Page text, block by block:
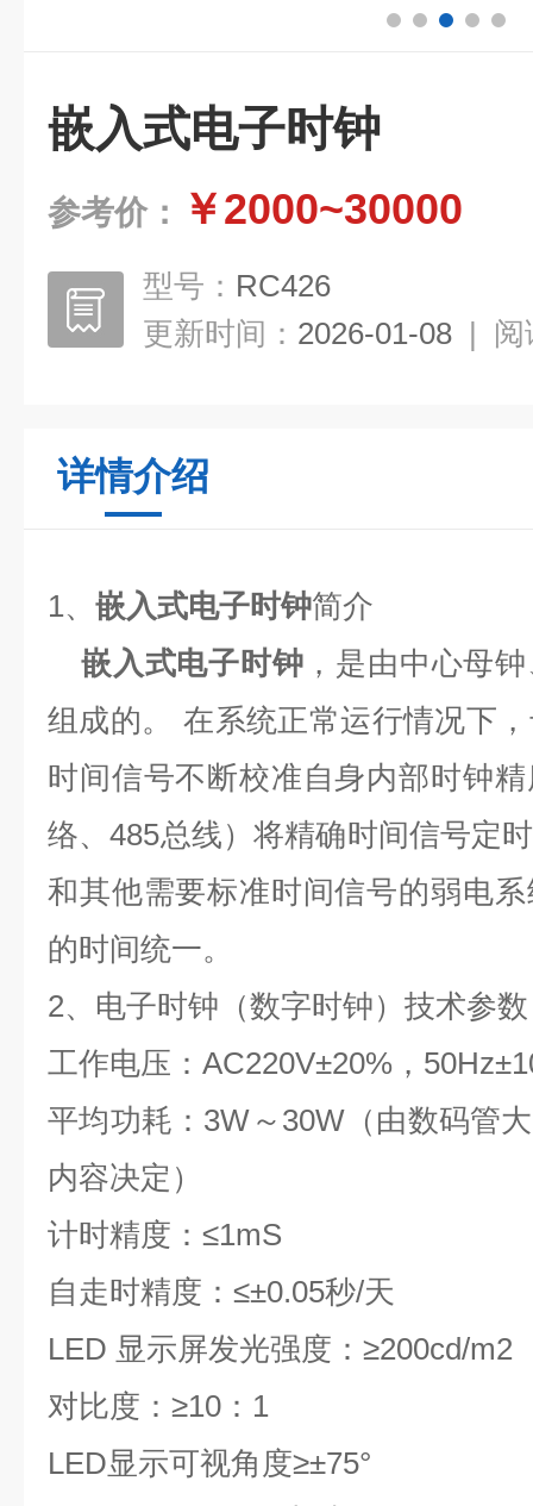
嵌入式电子时钟
参考价： ￥2000~30000
型号： RC426
更新时间： 2026-01-08 | 阅
详情介绍
1、 嵌入式电子时钟简介
嵌入式电子时钟 ，是由中心母
组成的。
在系统正常运行情况下
时间信号不断校准自身内部时钟
络、485总线）将精确时间信号定
和其他需要标准时间信号的弱电
的时间统一。
2、电子时钟（数字时钟） 技术参数
工作电压： AC220V±20% ， 50Hz±
平均功耗： 3W ～ 30W（由数码管
内容决定）
计时精度： ≤1mS
自走时精度：≤±0.05秒/天
LED 显示屏发光强度： ≥200cd/m2
对比度： ≥10 ： 1
LED显示可视角度≥±75°